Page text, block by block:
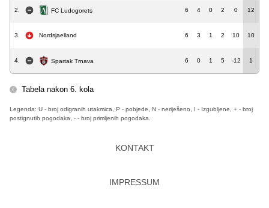
2. FC Ludogorets 6 4 0 2 0 12
3. Nordsjaelland 6 3 1 2 10 10
4. Spartak Trnava 6 0 1 5 -12 1
Tabela nakon 6. kola
Legenda: U - broj odigranih utakmica, P - pobjede, N - neriješeno, I - Izgubljene, + - broj
postignutih pogodaka, - - broj primljenih pogodaka.
KONTAKT
IMPRESSUM